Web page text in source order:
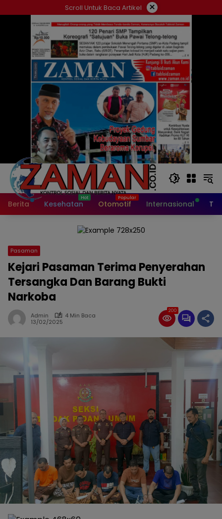
ke
Scroll Untuk Baca Artikel ×
Berita Kesehatan Otomotif Internasional
Pasaman
Kejari Pasaman Terima Penyerahan
Tersangka Dan Barang Bukti
Narkoba
Admin
4 Min Baca
13/02/2025
200